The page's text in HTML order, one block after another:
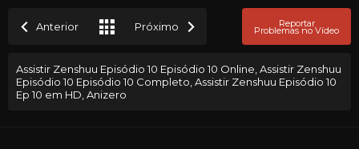
008
Anterior Próximo Reportar
Problemas no Vídeo
Assistir Zenshuu Episódio 10 Episódio 10 Online, Assistir Zenshuu
Episódio 10 Episódio 10 Completo, Assistir Zenshuu Episódio 10
Ep 10 em HD, Anizero